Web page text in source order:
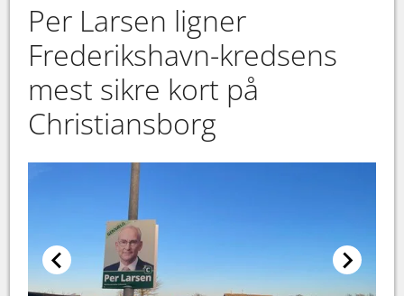
Per Larsen ligner
Frederikshavn-kredsens
mest sikre kort på
Christiansborg